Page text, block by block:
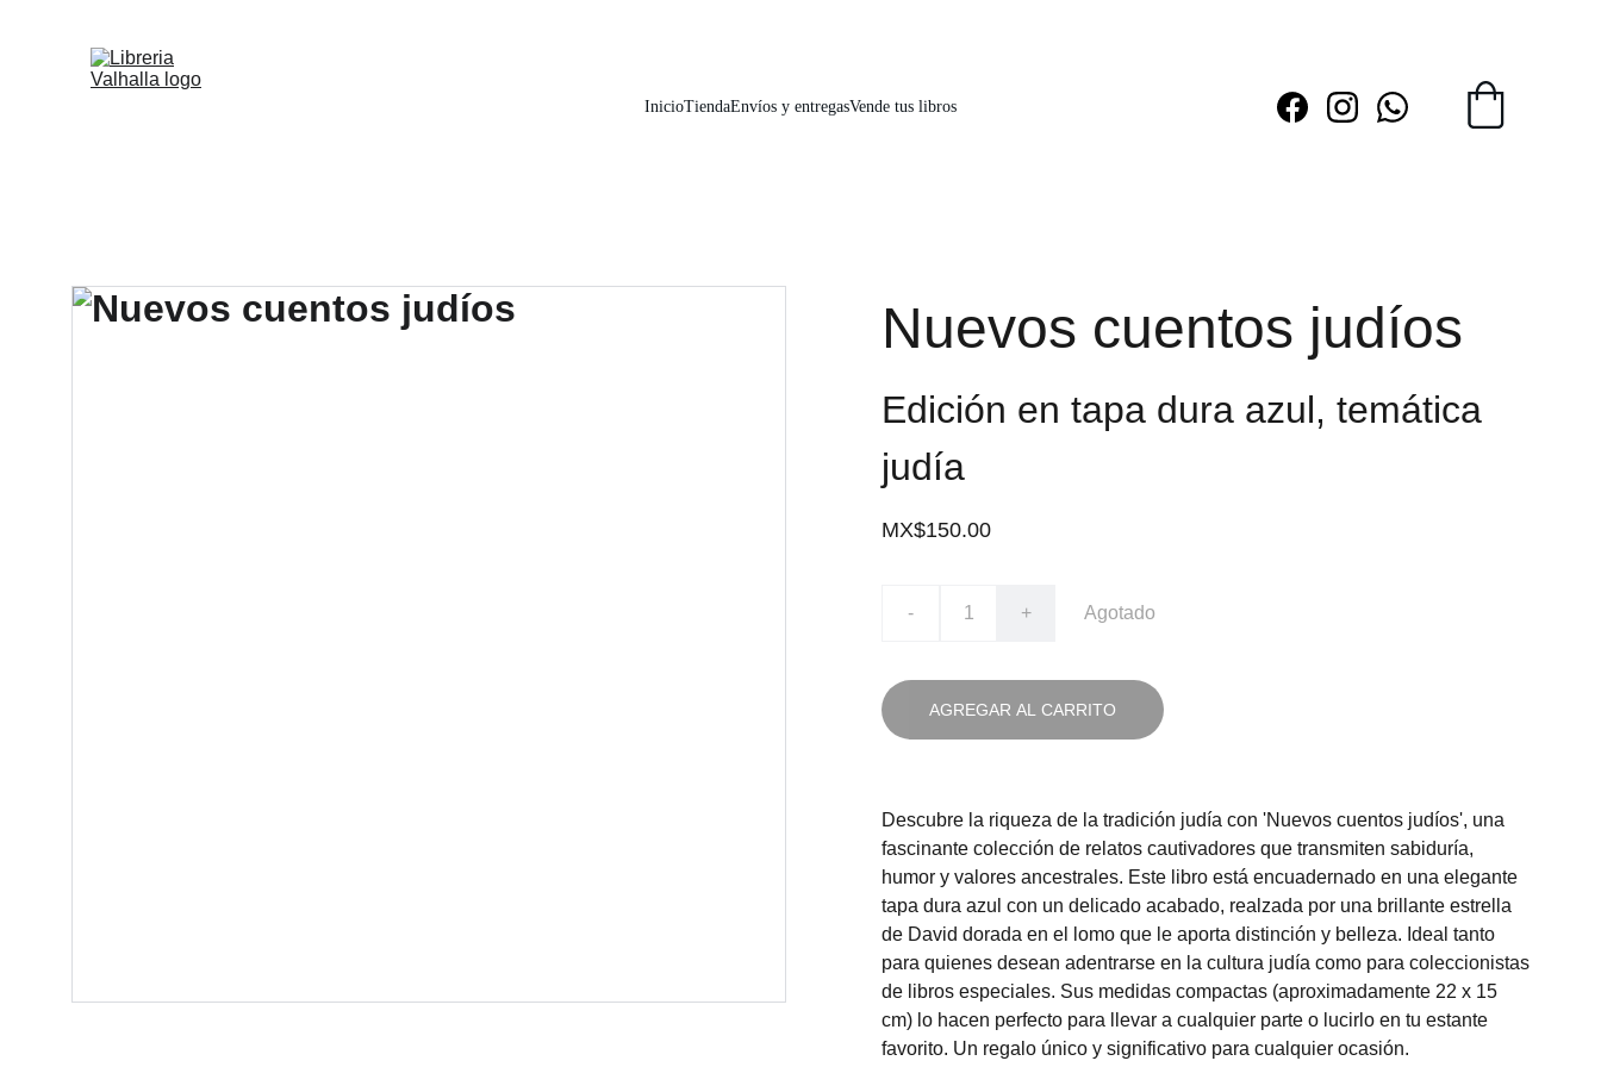
InicioTiendaEnvíos y entregasVende tus libros
Nuevos cuentos judíos
Edición en tapa dura azul, temática
judía
MX$150.00
- + Agotado
AGREGAR AL CARRITO
Descubre la riqueza de la tradición judía con 'Nuevos cuentos judíos', una
fascinante colección de relatos cautivadores que transmiten sabiduría,
humor y valores ancestrales. Este libro está encuadernado en una elegante
tapa dura azul con un delicado acabado, realzada por una brillante estrella
de David dorada en el lomo que le aporta distinción y belleza. Ideal tanto
para quienes desean adentrarse en la cultura judía como para coleccionistas
de libros especiales. Sus medidas compactas (aproximadamente 22 x 15
cm) lo hacen perfecto para llevar a cualquier parte o lucirlo en tu estante
favorito. Un regalo único y significativo para cualquier ocasión.